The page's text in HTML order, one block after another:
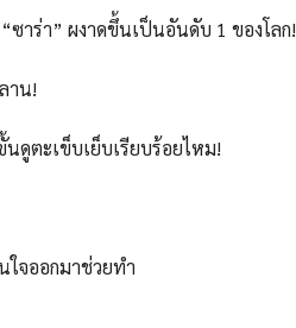
ซาร่า” ผงาดขึ้นเป็นอันดับ 1 ของโลก!
าน!
ดูตะเข็บเย็บเรียบร้อยไหม!
ใจออกมาช่วยทำ